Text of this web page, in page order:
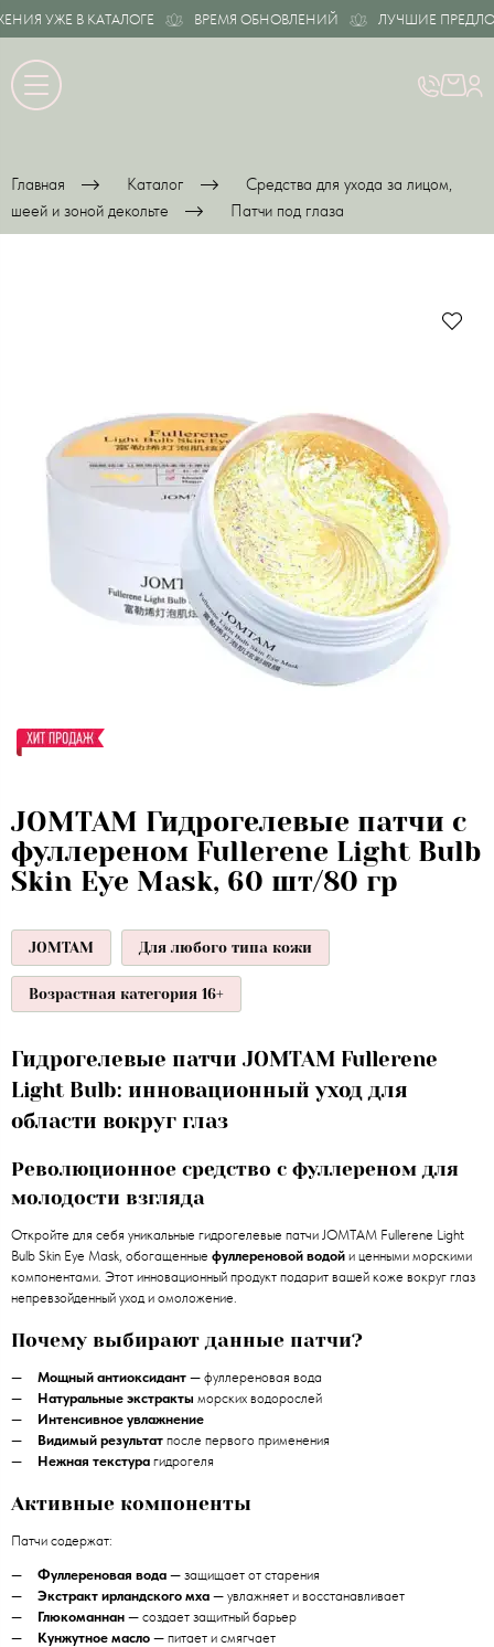
УЖЕ В КАТАЛОГЕ ВРЕМЯ ОБНОВЛЕНИЙ ЛУЧШИЕ
Главная Каталог
Средства для ухода за лицом,
шеей и зоной декольте
Патчи под глаза
JOMTAM Гидрогелевые патчи с
фуллереном Fullerene Light Bulb
Skin Eye Mask, 60 шт/80 гр
JOMTAM Для любого типа кожи
Возрастная категория 16+
Гидрогелевые патчи JOMTAM Fullerene
Light Bulb: инновационный уход для
области вокруг глаз
Революционное средство с фуллереном для
молодости взгляда
Откройте для себя уникальные гидрогелевые патчи JOMTAM Fullerene Light
Bulb Skin Eye Mask, обогащенные фуллереновой водой и ценными морскими
компонентами. Этот инновационный продукт подарит вашей коже вокруг глаз
непревзойденный уход и омоложение.
Почему выбирают данные патчи?
Мощный антиоксидант — фуллереновая вода
Натуральные экстракты морских водорослей
Интенсивное увлажнение
Видимый результат после первого применения
Нежная текстура гидрогеля
Активные компоненты
Патчи содержат:
Фуллереновая вода — защищает от старения
Экстракт ирландского мха — увлажняет и восстанавливает
Глюкоманнан — создает защитный барьер
Кунжутное масло — питает и смягчает